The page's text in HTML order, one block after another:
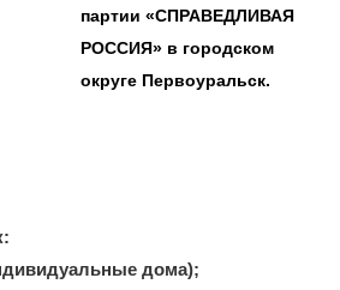
партии «СПРАВЕДЛИВАЯ
РОССИЯ» в городском
округе Первоуральск.
дома);